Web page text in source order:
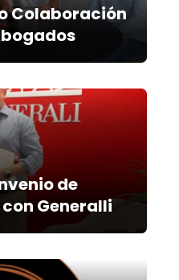
Colaboración
de
Generalli